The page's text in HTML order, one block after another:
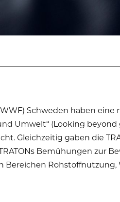
Schweden haben
Umwelt“ (Looking
Gleichzeitig gaben die
Bemühungen zur
Bereichen Rohstoffnutzung,